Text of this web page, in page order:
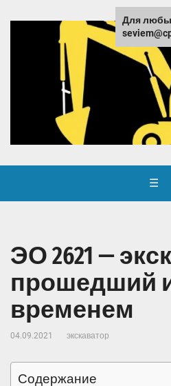
☰
ЭО 2621 —
прошедший
временем
04.09.2021 экскаватор
Содержание
Для